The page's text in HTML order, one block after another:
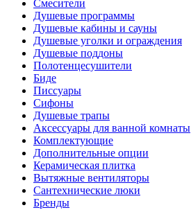
Смесители
Душевые программы
Душевые кабины и сауны
Душевые уголки и ограждения
Душевые поддоны
Полотенцесушители
Биде
Писсуары
Сифоны
Душевые трапы
Аксессуары для ванной комнаты
Комплектующие
Дополнительные опции
Керамическая плитка
Вытяжные вентиляторы
Сантехнические люки
Бренды